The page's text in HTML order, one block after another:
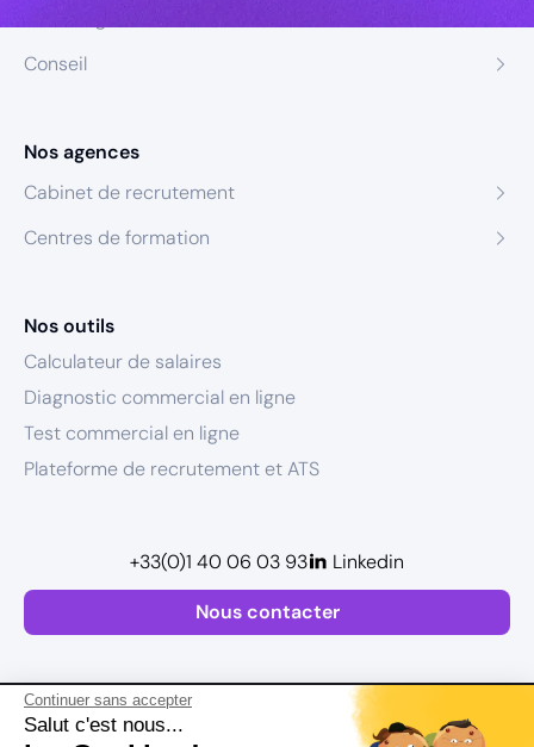
Continuer sans accepter
Salut c'est nous...
Conseil
Nos agences
Cabinet de recrutement
Centres de formation
Nos outils
Calculateur de salaires
Diagnostic commercial en ligne
Test commercial en ligne
Plateforme de recrutement et ATS
Nous contacter
+33(0)1 40 06 03 93 Linkedin